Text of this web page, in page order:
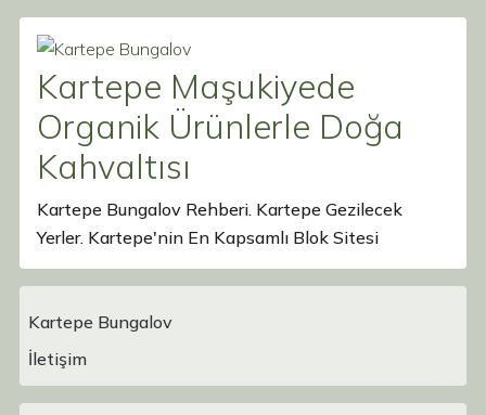
Kartepe Maşukiyede
Organik Ürünlerle Doğa
Kahvaltısı
Kartepe Bungalov Rehberi. Kartepe Gezilecek
Yerler. Kartepe'nin En Kapsamlı Blok Sitesi
Main Navigation
Kartepe Bungalov
İletişim